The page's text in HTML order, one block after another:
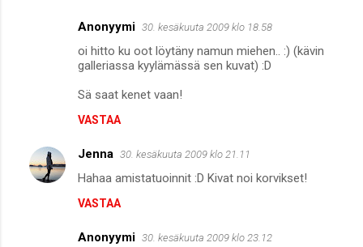
Anonyymi 30. kesäkuuta 2009 klo 18.58
oi hitto ku oot löytäny namun miehen.. :) (kävin
galleriassa kyylämässä sen kuvat) :D
Sä saat kenet vaan!
VASTAA
Jenna 30. kesäkuuta 2009 klo 21.11
Hahaa amistatuoinnit :D Kivat noi korvikset!
VASTAA
Anonyymi 30. kesäkuuta 2009 klo 23.12